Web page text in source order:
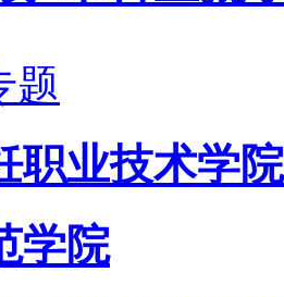
题
职业技术学院
学院